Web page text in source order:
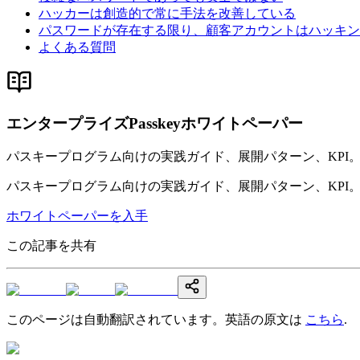
ハッカーは創造的で常に手法を改善している
パスワードが存在する限り、顧客アカウントはハッキ
よくある質問
エンタープライズPasskeyホワイトペーパー
パスキープログラム向けの実践ガイド、展開パターン、KPI。
パスキープログラム向けの実践ガイド、展開パターン、KPI。
ホワイトペーパーを入手
この記事を共有
このページは自動翻訳されています。英語の原文は こちら.